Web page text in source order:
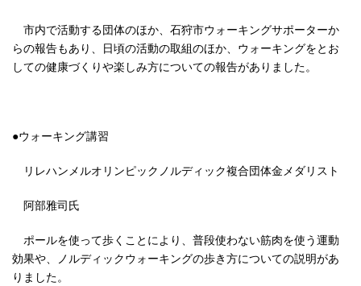
市内で活動する団体のほか、石狩市ウォーキングサポーターか
らの報告もあり、日頃の活動の取組のほか、ウォーキングをとお
しての健康づくりや楽しみ方についての報告がありました。
●ウォーキング講習
リレハンメルオリンピックノルディック複合団体金メダリスト
阿部雅司氏
ポールを使って歩くことにより、普段使わない筋肉を使う運動
効果や、ノルディックウォーキングの歩き方についての説明があ
りました。